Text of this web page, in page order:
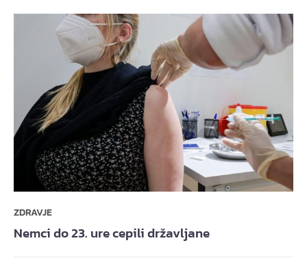
ZDRAVJE
Nemci do 23. ure cepili državljane